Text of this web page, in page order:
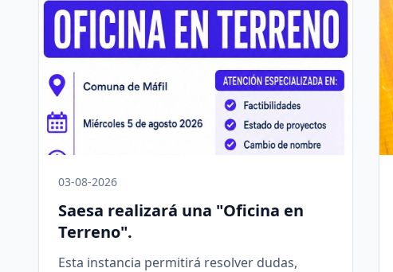
03-08-2026
Saesa realizará una "Oficina en
Terreno".
Esta instancia permitirá resolver dudas,